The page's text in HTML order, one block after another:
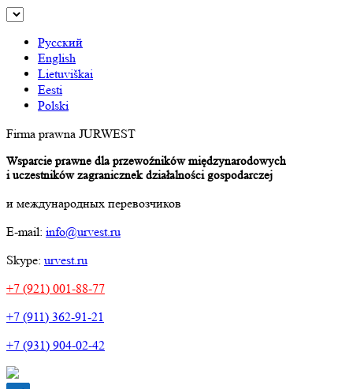
Русский
English
Lietuviškai
Eesti
Polski
Firma prawna JURWEST
Wsparcie prawne dla przewoźników międzynarodowych
i uczestników zagranicznek działalności gospodarczej
и международных перевозчиков
E-mail: info@urvest.ru
Skype: urvest.ru
+7 (921) 001-88-77
+7 (911) 362-91-21
+7 (931) 904-02-42